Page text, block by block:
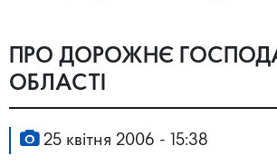
ПРО ДОРОЖНЄ
ОБЛАСТІ
25 квітня 2006 - 15:38